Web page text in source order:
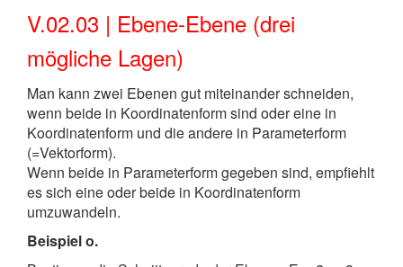
V.02.03 | Ebene-Ebene (drei
mögliche Lagen)
Man kann zwei Ebenen gut miteinander schneiden,
wenn beide in Koordinatenform sind oder eine in
Koordinatenform und die andere in Parameterform
(=Vektorform).
Wenn beide in Parameterform gegeben sind, empfiehlt
es sich eine oder beide in Koordinatenform
umzuwandeln.
Beispiel o.